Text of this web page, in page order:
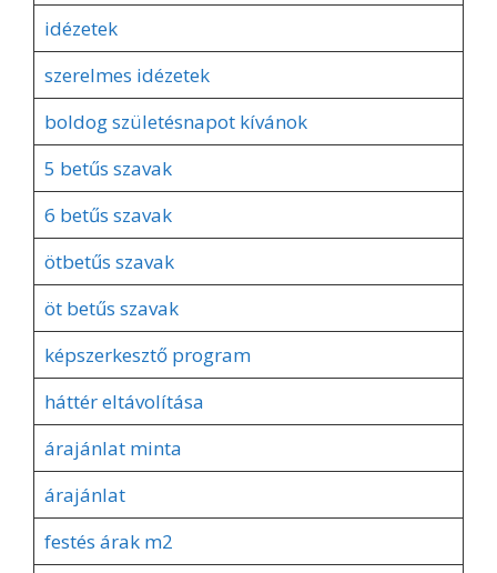
idézetek
szerelmes idézetek
boldog születésnapot kívánok
5 betűs szavak
6 betűs szavak
ötbetűs szavak
öt betűs szavak
képszerkesztő program
háttér eltávolítása
árajánlat minta
árajánlat
festés árak m2